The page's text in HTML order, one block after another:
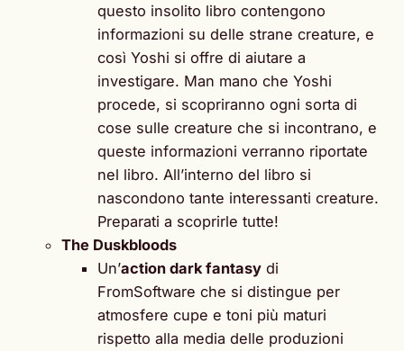
questo insolito libro contengono
informazioni su delle strane creature, e
così Yoshi si offre di aiutare a
investigare. Man mano che Yoshi
procede, si scopriranno ogni sorta di
cose sulle creature che si incontrano, e
queste informazioni verranno riportate
nel libro. All’interno del libro si
nascondono tante interessanti creature.
Preparati a scoprirle tutte!
The Duskbloods
Un’action dark fantasy di
FromSoftware che si distingue per
atmosfere cupe e toni più maturi
rispetto alla media delle produzioni